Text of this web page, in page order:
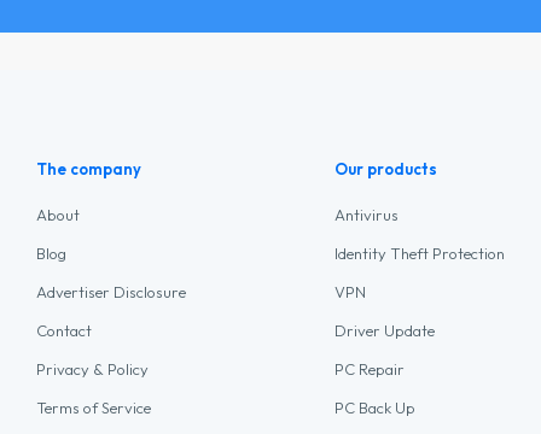
The company
About
Blog
Advertiser Disclosure
Contact
Privacy & Policy
Terms of Service
Our products
Antivirus
Identity Theft Protection
VPN
Driver Update
PC Repair
PC Back Up